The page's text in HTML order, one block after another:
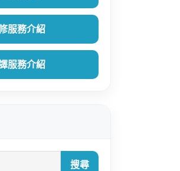
服務介紹
服務介紹
搜尋